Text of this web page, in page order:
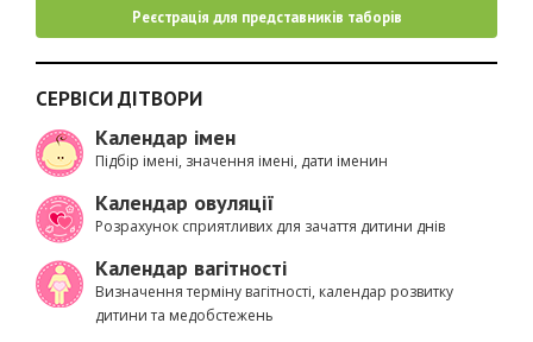
Реєстрація для представників таборів
СЕРВІСИ ДІТВОРИ
Календар імен
Підбір імені, значення імені, дати іменин
Календар овуляції
Розрахунок сприятливих для зачаття дитини днів
Календар вагітності
Визначення терміну вагітності, календар розвитку
дитини та медобстежень